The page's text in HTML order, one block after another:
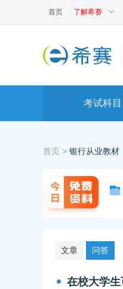
首页 了解希赛
考试科目
首页 > 银行从业教材
文章 问答
在校大学